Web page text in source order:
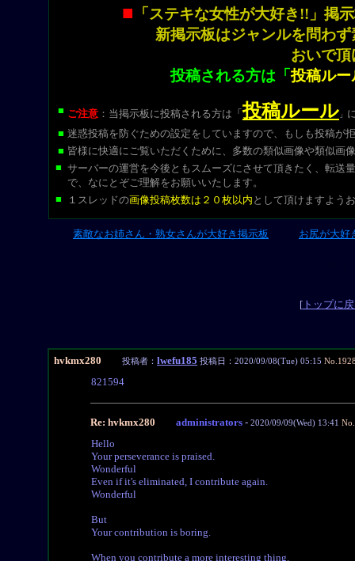
■ 「ステキな女性が大好き!!」
新掲示板はジャンルを問わ
おいで
投稿される方は「投稿ルー
■ ご注意 ：当掲示板に投稿される方は 「投稿ルール 」
■ 迷惑投稿を防ぐための設定をしていますので、もしも投稿が
■ 皆様に快適にご覧いただくために、多数の類似画像や類似画
■ サーバーの運営を今後ともスムーズにさせて頂きたく、転送
で、なにとぞご理解をお願いいたします。
■
１スレッドの画像投稿枚数は２０枚以内 として頂けますよう
素敵なお姉さん・熟女さんが大好き掲示板 お尻が大好
[トップに
hvkmx280 投稿者： lwefu185 投稿日：2020/09/08(Tue) 05:15
821594
Re: hvkmx280 administrators - 2020/09/09(Wed) 13:41
Hello
Your perseverance is praised.
Wonderful
Even if it's eliminated, I contribute again.
Wonderful
But
Your contribution is boring.
When you contribute a more interesting thing.